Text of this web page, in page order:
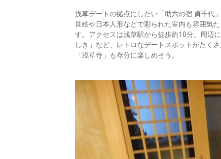
浅草デートの拠点にしたい「助六の宿 貞千代
世絵や日本人形などで彩られた室内も雰囲気
す。アクセスは浅草駅から徒歩約10分。周辺
しき」など、レトロなデートスポットがたく
「浅草寺」も存分に楽しめそう。